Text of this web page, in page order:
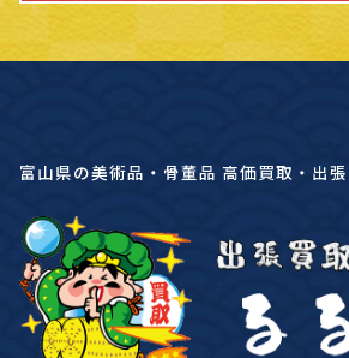
富山県の美術品・骨董品 高価買取・出